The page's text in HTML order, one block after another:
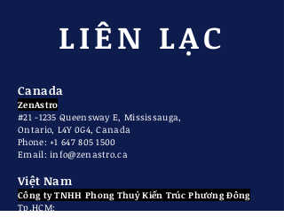
LIÊN LẠC
Canada
ZenAstro
#21 -1235 Queensway E, Mississauga,
Ontario, L4Y 0G4, Canada
Phone: +1 647 805 1500
​Email:info@zenastro.ca
Việt Nam
Công ty TNHH Phong Thuỷ Kiến Trúc Phương Đông
Tp.HCM: